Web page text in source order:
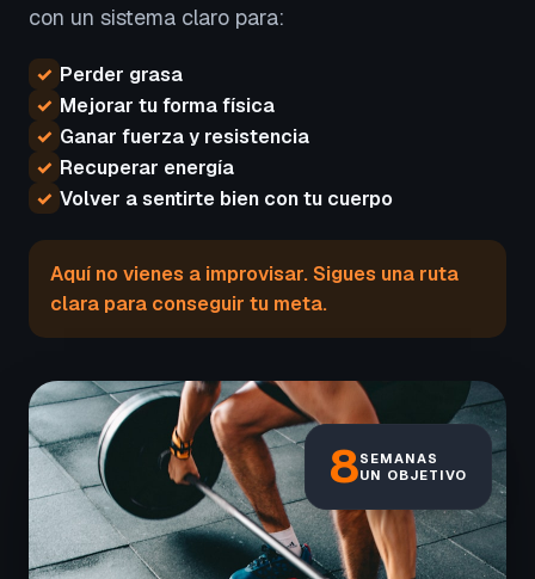
con un sistema claro para:
✓ Perder grasa
✓ Mejorar tu forma física
✓ Ganar fuerza y resistencia
✓ Recuperar energía
✓ Volver a sentirte bien con tu cuerpo
Aquí no vienes a improvisar. Sigues una ruta
clara para conseguir tu meta.
8SEMANAS
UN OBJETIVO